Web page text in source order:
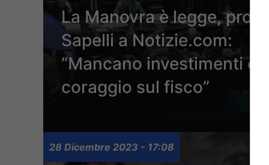
La Manovra è legge, prof
Sapelli a Notizie.com:
“Mancano investimenti e
coraggio sul fisco”
28 Dicembre 2023 - 17:08